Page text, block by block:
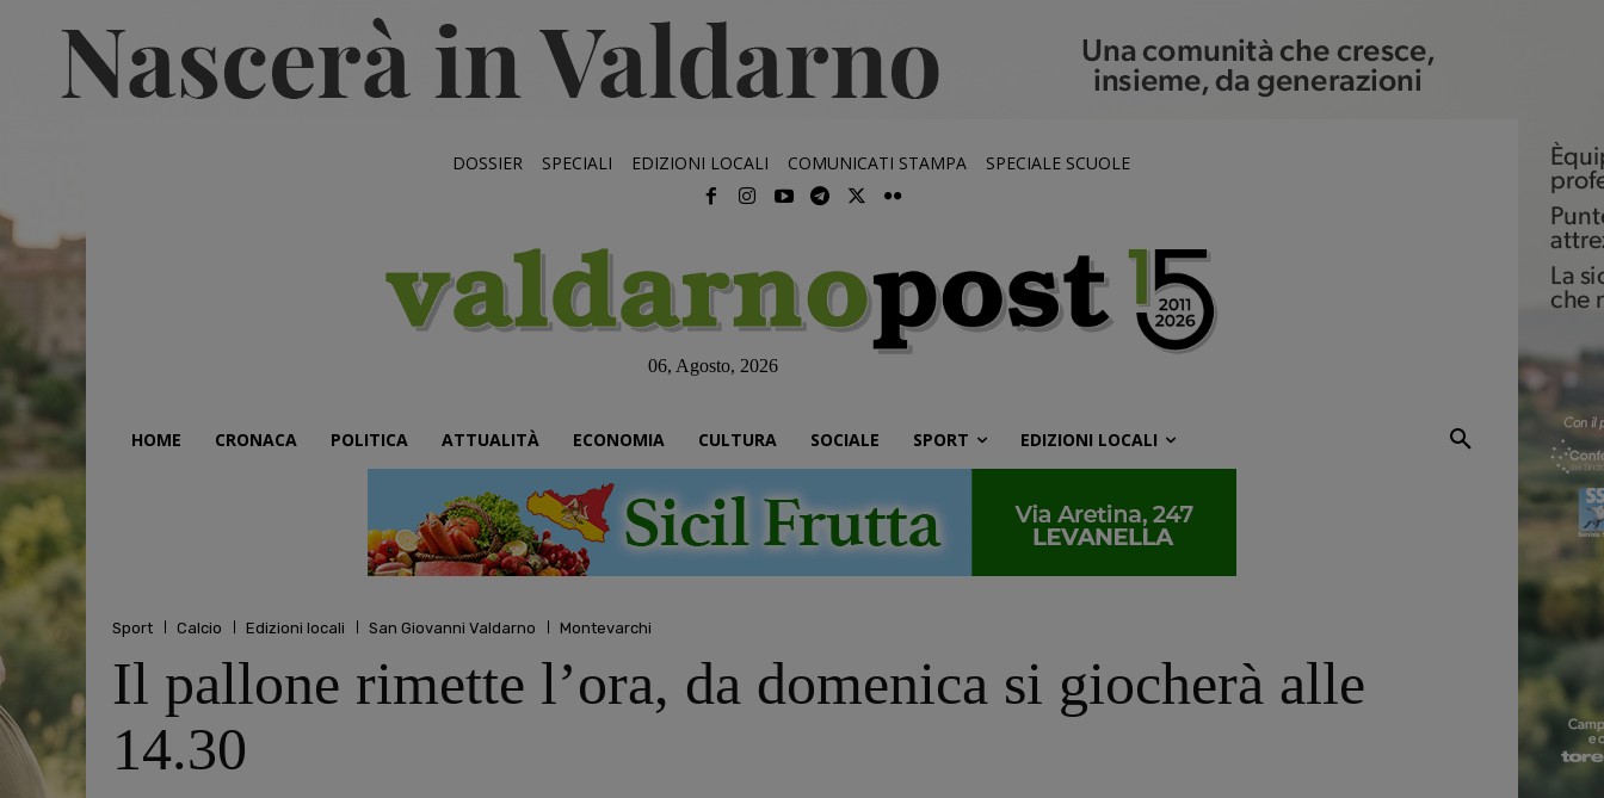
DOSSIER SPECIALI EDIZIONI LOCALI COMUNICATI STAMPA SPECIALE SCUOLE
06, Agosto, 2026
HOME CRONACA POLITICA ATTUALITÀ ECONOMIA CULTURA SOCIALE SPORT EDIZIONI LOCALI
Sport Calcio Edizioni locali San Giovanni Valdarno Montevarchi
Il pallone rimette l’ora, da domenica si giocherà alle
14.30